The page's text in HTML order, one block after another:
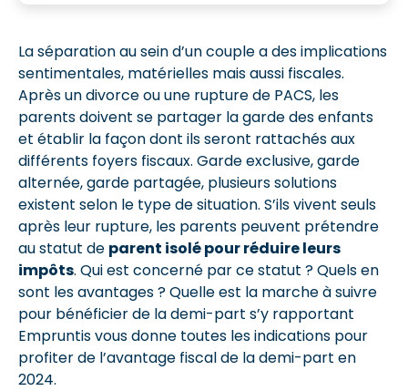
La séparation au sein d’un couple a des implications
sentimentales, matérielles mais aussi fiscales.
Après un divorce ou une rupture de PACS, les
parents doivent se partager la garde des enfants
et établir la façon dont ils seront rattachés aux
différents foyers fiscaux. Garde exclusive, garde
alternée, garde partagée, plusieurs solutions
existent selon le type de situation. S’ils vivent seuls
après leur rupture, les parents peuvent prétendre
au statut de parent isolé pour réduire leurs
impôts. Qui est concerné par ce statut ? Quels en
sont les avantages ? Quelle est la marche à suivre
pour bénéficier de la demi-part s’y rapportant
Empruntis vous donne toutes les indications pour
profiter de l’avantage fiscal de la demi-part en
2024.